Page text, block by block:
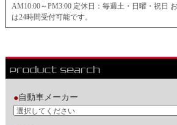
AM10:00～PM3:00 定休日：毎週土・日曜・祝日
は24時間受付可能です。
●自動車メーカー